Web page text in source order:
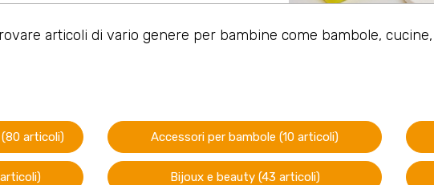
articoli di vario genere per bambine come bambole,
articoli) Accessori per bambole (10 articoli)
Bijoux e beauty (43 articoli)